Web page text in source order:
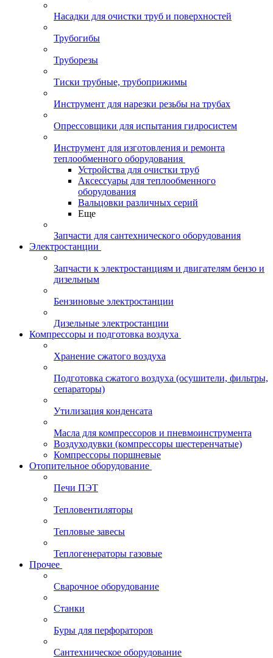
Насадки для очистки труб и поверхностей
Трубогибы
Труборезы
Тиски трубные, трубоприжимы
Инструмент для нарезки резьбы на трубах
Опрессовщики для испытания гидросистем
Инструмент для изготовления и ремонта
теплообменного оборудования
Устройства для очистки труб
Аксессуары для теплообменного
оборудования
Вальцовки различных серий
Еще
Запчасти для сантехнического оборудования
Электростанции
Запчасти к электростанциям и двигателям бензо и
дизельным
Бензиновые электростанции
Дизельные электростанции
Компрессоры и подготовка воздуха
Хранение сжатого воздуха
Подготовка сжатого воздуха (осушители, фильтры,
сепараторы)
Утилизация конденсата
Масла для компрессоров и пневмоинструмента
Воздуходувки (компрессоры шестеренчатые)
Компрессоры поршневые
Отопительное оборудование
Печи ПЭТ
Тепловентиляторы
Тепловые завесы
Теплогенераторы газовые
Прочее
Сварочное оборудование
Станки
Буры для перфораторов
Сантехническое оборудование